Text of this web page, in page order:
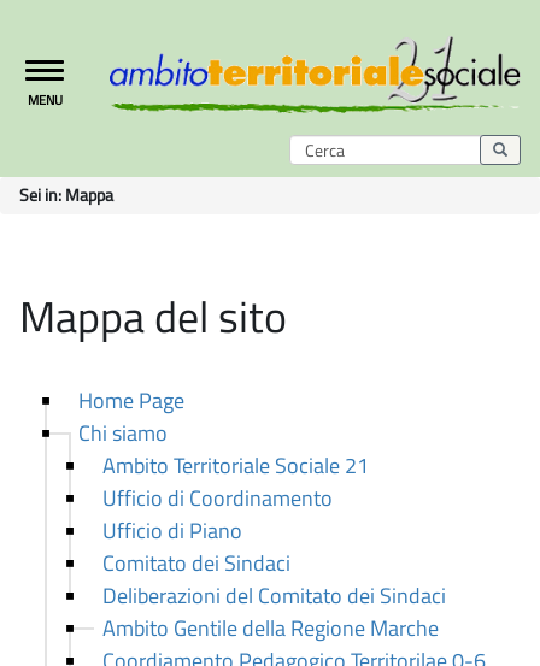
Toggle
navigation
MENU
Sei in:Mappa
Mappa del sito
Home Page
Chi siamo
Ambito Territoriale Sociale 21
Ufficio di Coordinamento
Ufficio di Piano
Comitato dei Sindaci
Deliberazioni del Comitato dei Sindaci
Ambito Gentile della Regione Marche